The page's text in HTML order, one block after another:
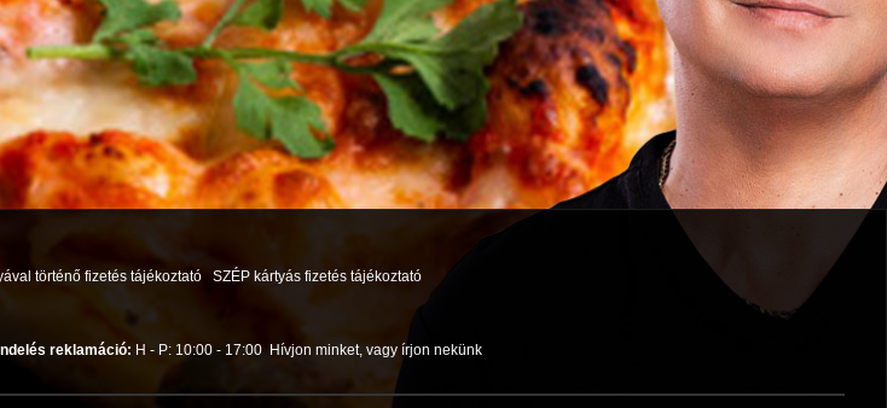
történő fizetés tájékoztató SZÉP kártyás fizetés tájékoztató
reklamáció: H - P: 10:00 - 17:00 Hívjon minket, vagy írjon nekünk